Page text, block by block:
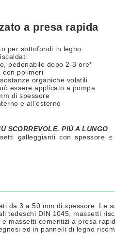
a presa rapida
per sottofondi in legno
pedonabile dopo 2-3 ore*
con polimeri
organiche volatili
essere applicato a pompa
di spessore
e all’esterno
SCORREVOLE, PIÙ A LUNGO
galleggianti con spessore
da 3 a 50 mm di spessore. Le
tedeschi DIN 1045, massetti
massetti cementizi a presa
ed in pannelli di legno